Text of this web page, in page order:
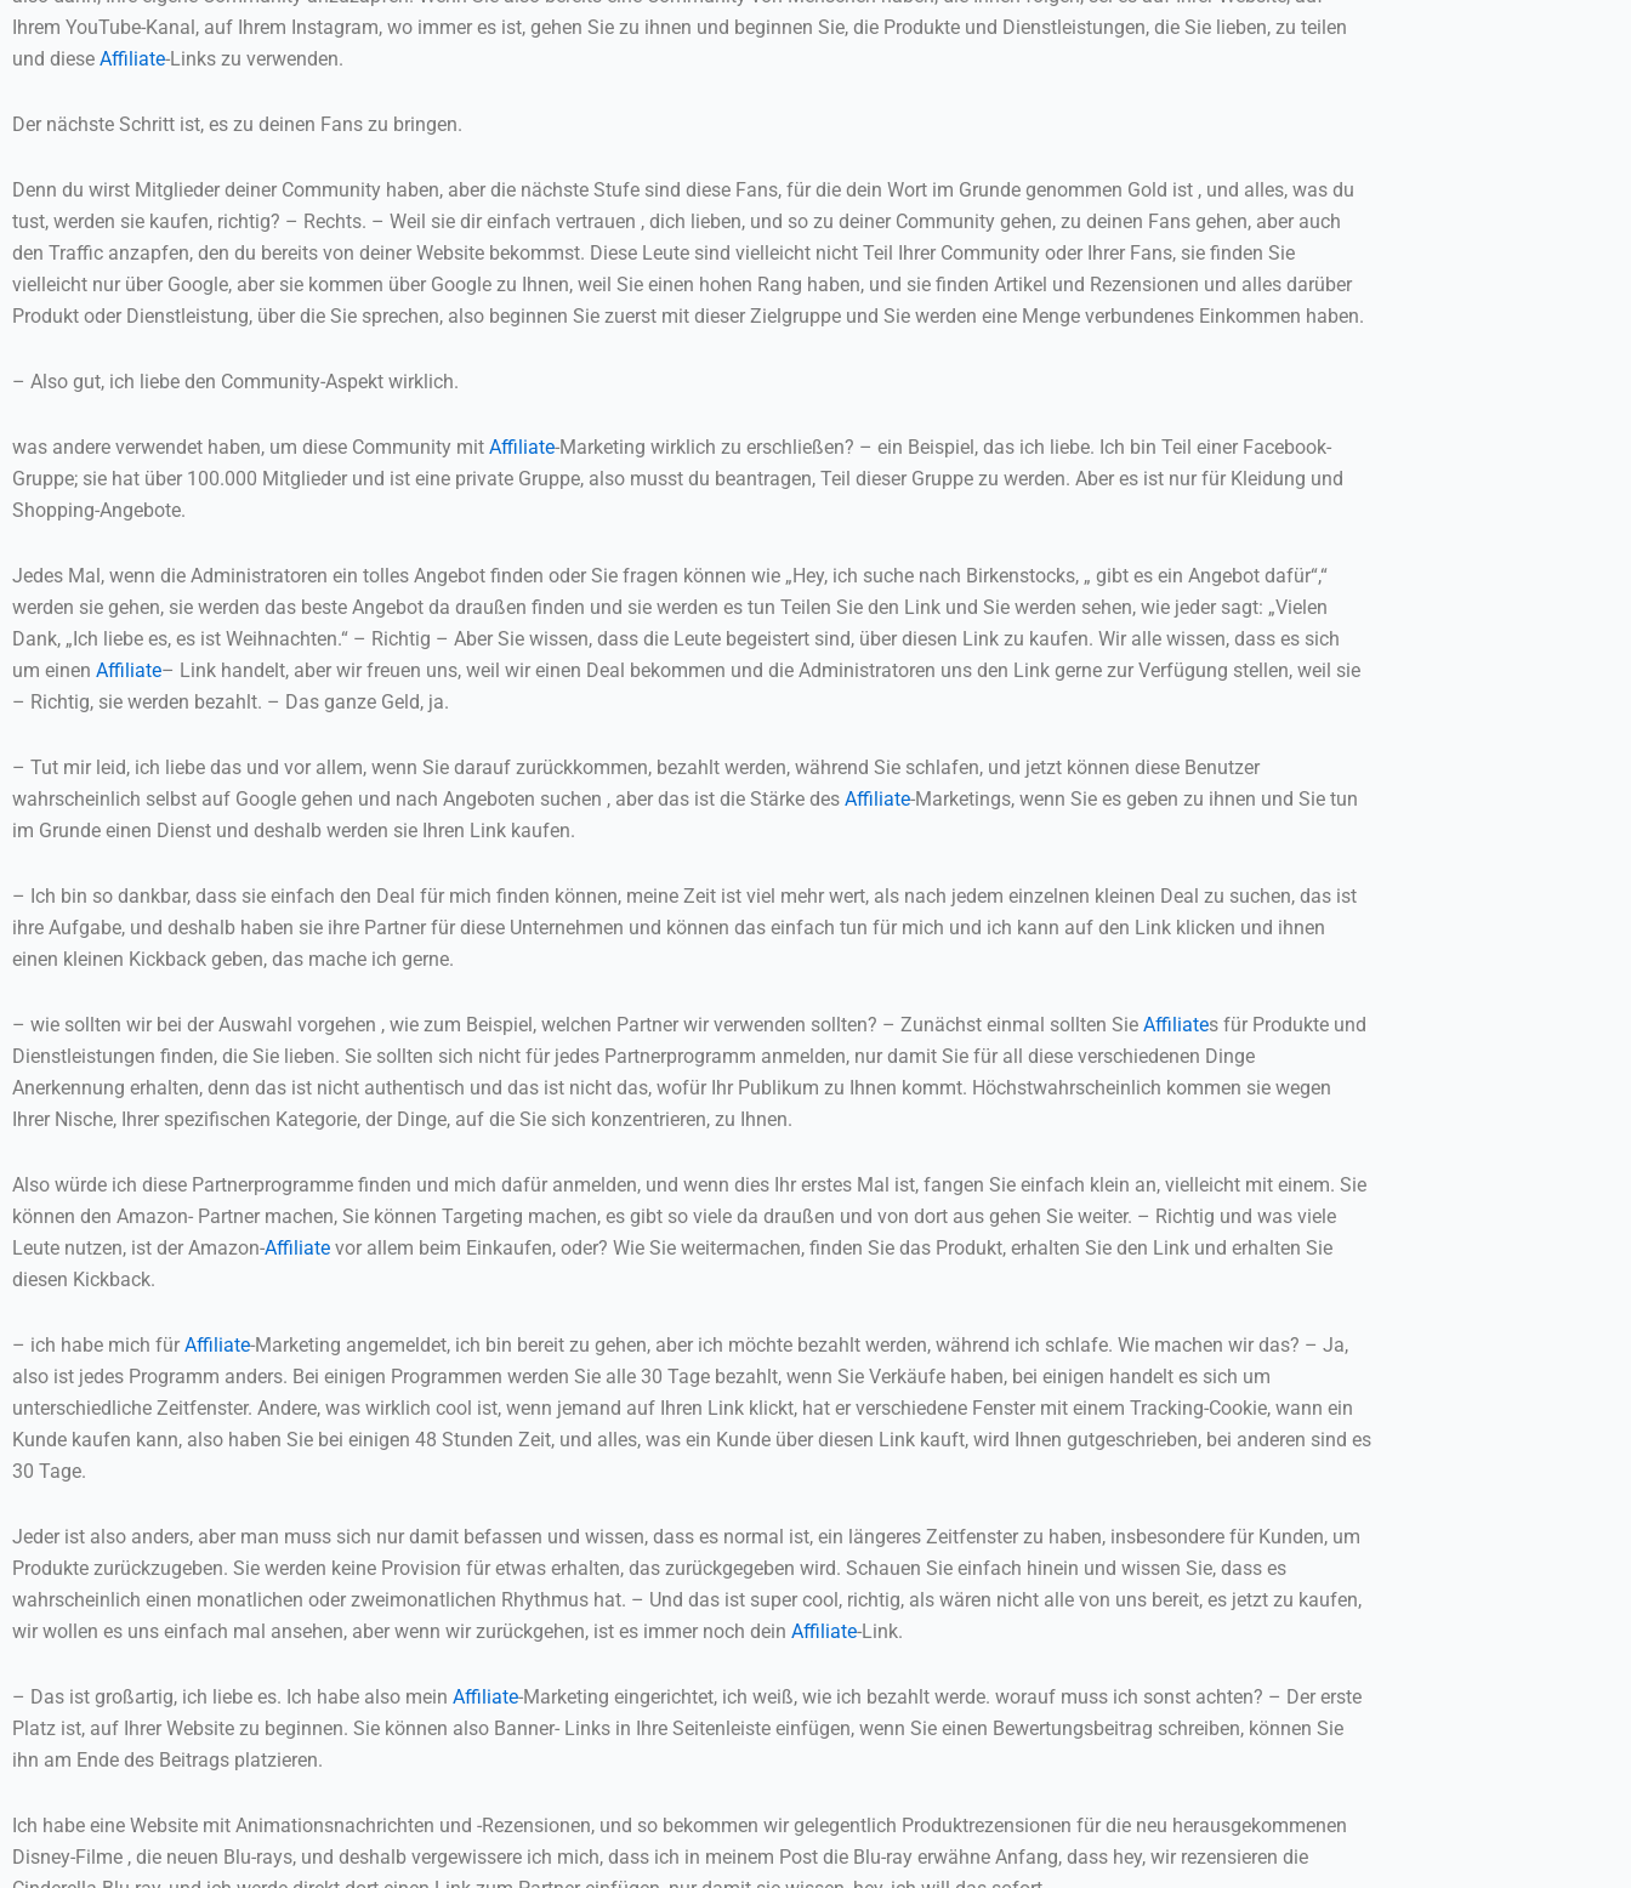
Ihrem YouTube-Kanal, auf Ihrem Instagram, wo immer es ist, gehen Sie zu ihnen und beginnen Sie, die Produkte und Dienstleistungen, die Sie lieben, zu teilen
und diese Affiliate-Links zu verwenden.
Der nächste Schritt ist, es zu deinen Fans zu bringen.
Denn du wirst Mitglieder deiner Community haben, aber die nächste Stufe sind diese Fans, für die dein Wort im Grunde genommen Gold ist , und alles, was du
tust, werden sie kaufen, richtig? – Rechts. – Weil sie dir einfach vertrauen , dich lieben, und so zu deiner Community gehen, zu deinen Fans gehen, aber auch
den Traffic anzapfen, den du bereits von deiner Website bekommst. Diese Leute sind vielleicht nicht Teil Ihrer Community oder Ihrer Fans, sie finden Sie
vielleicht nur über Google, aber sie kommen über Google zu Ihnen, weil Sie einen hohen Rang haben, und sie finden Artikel und Rezensionen und alles darüber
Produkt oder Dienstleistung, über die Sie sprechen, also beginnen Sie zuerst mit dieser Zielgruppe und Sie werden eine Menge verbundenes Einkommen haben.
– Also gut, ich liebe den Community-Aspekt wirklich.
was andere verwendet haben, um diese Community mit Affiliate-Marketing wirklich zu erschließen? – ein Beispiel, das ich liebe. Ich bin Teil einer Facebook-
Gruppe; sie hat über 100.000 Mitglieder und ist eine private Gruppe, also musst du beantragen, Teil dieser Gruppe zu werden. Aber es ist nur für Kleidung und
Shopping-Angebote.
Jedes Mal, wenn die Administratoren ein tolles Angebot finden oder Sie fragen können wie „Hey, ich suche nach Birkenstocks, „ gibt es ein Angebot dafür“,“
werden sie gehen, sie werden das beste Angebot da draußen finden und sie werden es tun Teilen Sie den Link und Sie werden sehen, wie jeder sagt: „Vielen
Dank, „Ich liebe es, es ist Weihnachten.“ – Richtig – Aber Sie wissen, dass die Leute begeistert sind, über diesen Link zu kaufen. Wir alle wissen, dass es sich
um einen Affiliate– Link handelt, aber wir freuen uns, weil wir einen Deal bekommen und die Administratoren uns den Link gerne zur Verfügung stellen, weil sie
– Richtig, sie werden bezahlt. – Das ganze Geld, ja.
– Tut mir leid, ich liebe das und vor allem, wenn Sie darauf zurückkommen, bezahlt werden, während Sie schlafen, und jetzt können diese Benutzer
wahrscheinlich selbst auf Google gehen und nach Angeboten suchen , aber das ist die Stärke des Affiliate-Marketings, wenn Sie es geben zu ihnen und Sie tun
im Grunde einen Dienst und deshalb werden sie Ihren Link kaufen.
– Ich bin so dankbar, dass sie einfach den Deal für mich finden können, meine Zeit ist viel mehr wert, als nach jedem einzelnen kleinen Deal zu suchen, das ist
ihre Aufgabe, und deshalb haben sie ihre Partner für diese Unternehmen und können das einfach tun für mich und ich kann auf den Link klicken und ihnen
einen kleinen Kickback geben, das mache ich gerne.
– wie sollten wir bei der Auswahl vorgehen , wie zum Beispiel, welchen Partner wir verwenden sollten? – Zunächst einmal sollten Sie Affiliates für Produkte und
Dienstleistungen finden, die Sie lieben. Sie sollten sich nicht für jedes Partnerprogramm anmelden, nur damit Sie für all diese verschiedenen Dinge
Anerkennung erhalten, denn das ist nicht authentisch und das ist nicht das, wofür Ihr Publikum zu Ihnen kommt. Höchstwahrscheinlich kommen sie wegen
Ihrer Nische, Ihrer spezifischen Kategorie, der Dinge, auf die Sie sich konzentrieren, zu Ihnen.
Also würde ich diese Partnerprogramme finden und mich dafür anmelden, und wenn dies Ihr erstes Mal ist, fangen Sie einfach klein an, vielleicht mit einem. Sie
können den Amazon- Partner machen, Sie können Targeting machen, es gibt so viele da draußen und von dort aus gehen Sie weiter. – Richtig und was viele
Leute nutzen, ist der Amazon-Affiliate vor allem beim Einkaufen, oder? Wie Sie weitermachen, finden Sie das Produkt, erhalten Sie den Link und erhalten Sie
diesen Kickback.
– ich habe mich für Affiliate-Marketing angemeldet, ich bin bereit zu gehen, aber ich möchte bezahlt werden, während ich schlafe. Wie machen wir das? – Ja,
also ist jedes Programm anders. Bei einigen Programmen werden Sie alle 30 Tage bezahlt, wenn Sie Verkäufe haben, bei einigen handelt es sich um
unterschiedliche Zeitfenster. Andere, was wirklich cool ist, wenn jemand auf Ihren Link klickt, hat er verschiedene Fenster mit einem Tracking-Cookie, wann ein
Kunde kaufen kann, also haben Sie bei einigen 48 Stunden Zeit, und alles, was ein Kunde über diesen Link kauft, wird Ihnen gutgeschrieben, bei anderen sind es
30 Tage.
Jeder ist also anders, aber man muss sich nur damit befassen und wissen, dass es normal ist, ein längeres Zeitfenster zu haben, insbesondere für Kunden, um
Produkte zurückzugeben. Sie werden keine Provision für etwas erhalten, das zurückgegeben wird. Schauen Sie einfach hinein und wissen Sie, dass es
wahrscheinlich einen monatlichen oder zweimonatlichen Rhythmus hat. – Und das ist super cool, richtig, als wären nicht alle von uns bereit, es jetzt zu kaufen,
wir wollen es uns einfach mal ansehen, aber wenn wir zurückgehen, ist es immer noch dein Affiliate-Link.
– Das ist großartig, ich liebe es. Ich habe also mein Affiliate-Marketing eingerichtet, ich weiß, wie ich bezahlt werde. worauf muss ich sonst achten? – Der erste
Platz ist, auf Ihrer Website zu beginnen. Sie können also Banner- Links in Ihre Seitenleiste einfügen, wenn Sie einen Bewertungsbeitrag schreiben, können Sie
ihn am Ende des Beitrags platzieren.
Ich habe eine Website mit Animationsnachrichten und -Rezensionen, und so bekommen wir gelegentlich Produktrezensionen für die neu herausgekommenen
Disney-Filme , die neuen Blu-rays, und deshalb vergewissere ich mich, dass ich in meinem Post die Blu-ray erwähne Anfang, dass hey, wir rezensieren die